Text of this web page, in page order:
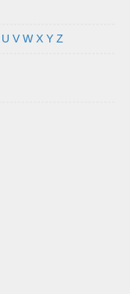
U V W X Y Z